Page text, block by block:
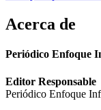
Acerca de
Periódico Enfoque
Editor Responsable
Periódico Enfoque